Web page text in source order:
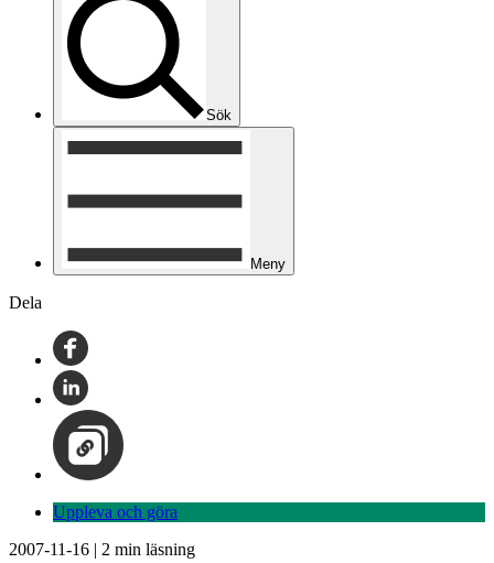
Sök
Meny
Dela
Uppleva och göra
2007-11-16 | 2 min läsning